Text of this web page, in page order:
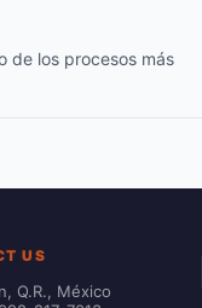
de los procesos más
US
Q.R., México